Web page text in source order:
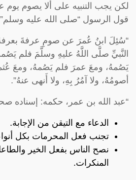
لكن يجب التنبيه على ألا يصوم يوم
قول الرسول “صلى الله عليه
“سُئِلَ ابنُ عُمرَ عن صومِ عرفةَ
النَّبيِّ صلَّى اللَّهُ عليهِ وسلَّمَ فلم
يَصُمهُ، ومعَ عمرَ فلم يَصُمهُ، ومعَ
أصومُهُ، ولا آمُرُ بِهِ، ولا أَنهى عنهُ”.
“عبد الله بن عمر، حكمه: إسناده
الدعاء مع التيقن من الإجابة.
تجنب فعل المحرمات بكل
نصح الناس بفعل الخير
المنكرات.